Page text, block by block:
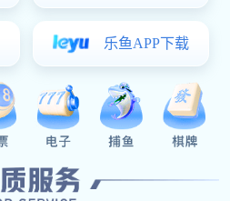
酶解反应器(酶解罐)具有可加热